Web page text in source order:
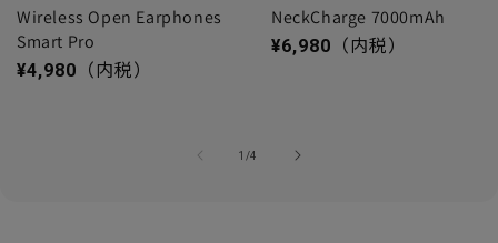
Wireless Open Earphones
Smart Pro
通常価格
¥4,980 （内税）
NeckCharge 7000mAh
通常価格
¥6,980 （内税）
1 /
の4